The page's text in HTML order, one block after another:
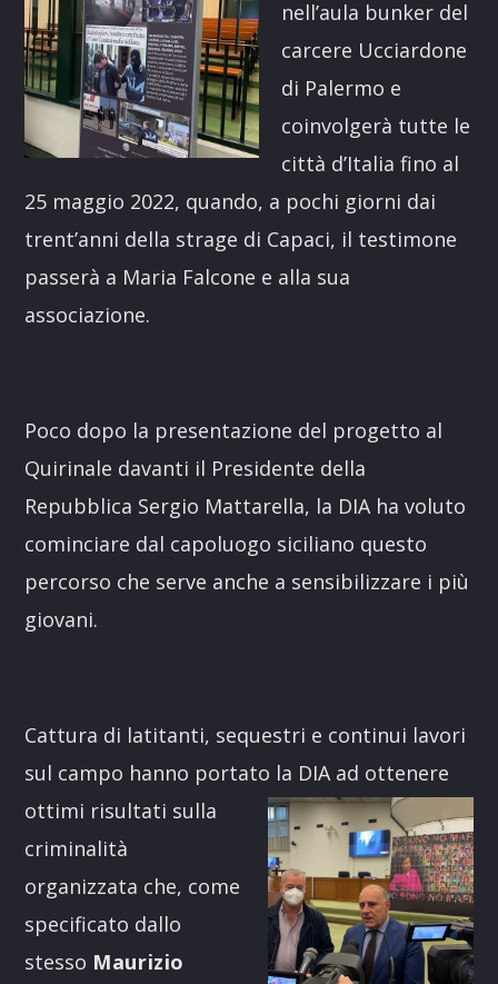
nell’aula bunker del
carcere Ucciardone
di Palermo e
coinvolgerà tutte le
città d’Italia fino al
25 maggio 2022, quando, a pochi giorni dai
trent’anni della strage di Capaci, il testimone
passerà a Maria Falcone e alla sua
associazione.
Poco dopo la presentazione del progetto al
Quirinale davanti il Presidente della
Repubblica Sergio Mattarella, la DIA ha voluto
cominciare dal capoluogo siciliano questo
percorso che serve anche a sensibilizzare i più
giovani.
Cattura di latitanti, sequestri e continui lavori
sul campo hanno portato la DIA ad ottenere
ottimi risultati sulla
criminalità
organizzata che, come
specificato dallo
stesso Maurizio